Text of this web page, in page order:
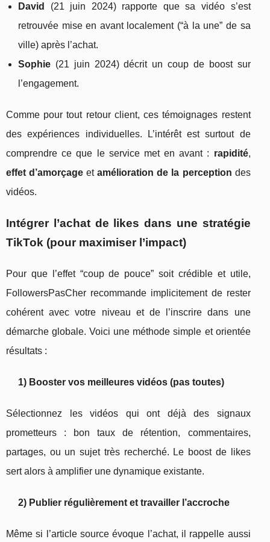
David
(21 juin 2024) rapporte que sa vidéo s’est
retrouvée mise en avant localement (“à la une” de sa
ville) après l’achat.
Sophie (21 juin 2024) décrit un coup de boost sur
l’engagement.
Comme pour tout retour client, ces témoignages restent
des expériences individuelles. L’intérêt est surtout de
comprendre ce que le service met en avant : rapidité,
effet d’amorçage etamélioration de la perception des
vidéos.
Intégrer l’achat de likes dans une stratégie
TikTok (pour maximiser l’impact)
Pour que l’effet “coup de pouce” soit crédible et utile,
FollowersPasCher recommande implicitement de rester
cohérent avec votre niveau et de l’inscrire dans une
démarche globale. Voici une méthode simple et orientée
résultats :
1) Booster vos meilleures vidéos (pas toutes)
Sélectionnez les vidéos qui ont déjà des signaux
prometteurs : bon taux de rétention, commentaires,
partages, ou un sujet très recherché. Le boost de likes
sert alors à amplifier une dynamique existante.
2) Publier régulièrement et travailler l’accroche
Même si l’article source évoque l’achat, il rappelle aussi